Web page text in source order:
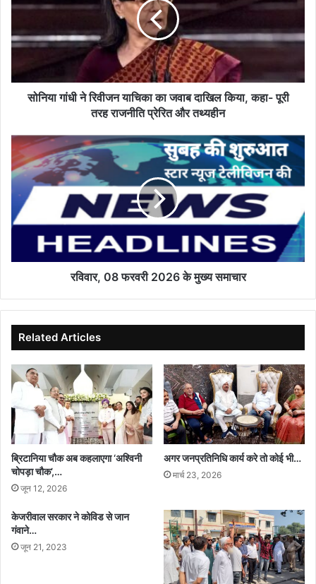
रिवीजन
का
जवाब
किया,
कहा-
राजनीति
प्रेरित
और
तथ्यहीन
सोनिया गांधी ने रिवीजन याचिका का जवाब दाखिल किया, कहा- पूरी
तरह राजनीति प्रेरित और तथ्यहीन
रविवार,
08
फरवरी
2026
मुख्य
समाचार
रविवार, 08 फरवरी 2026 के मुख्य समाचार
Related Articles
ब्रिटानिया चौक अब कहलाएगा ‘अश्विनी
चोपड़ा चौक’,…
जून 12, 2026
अगर जनप्रतिनिधि कार्य करे तो कोई भी…
मार्च 23, 2026
केजरीवाल सरकार ने कोविड से जान
गंवाने…
जून 21, 2023